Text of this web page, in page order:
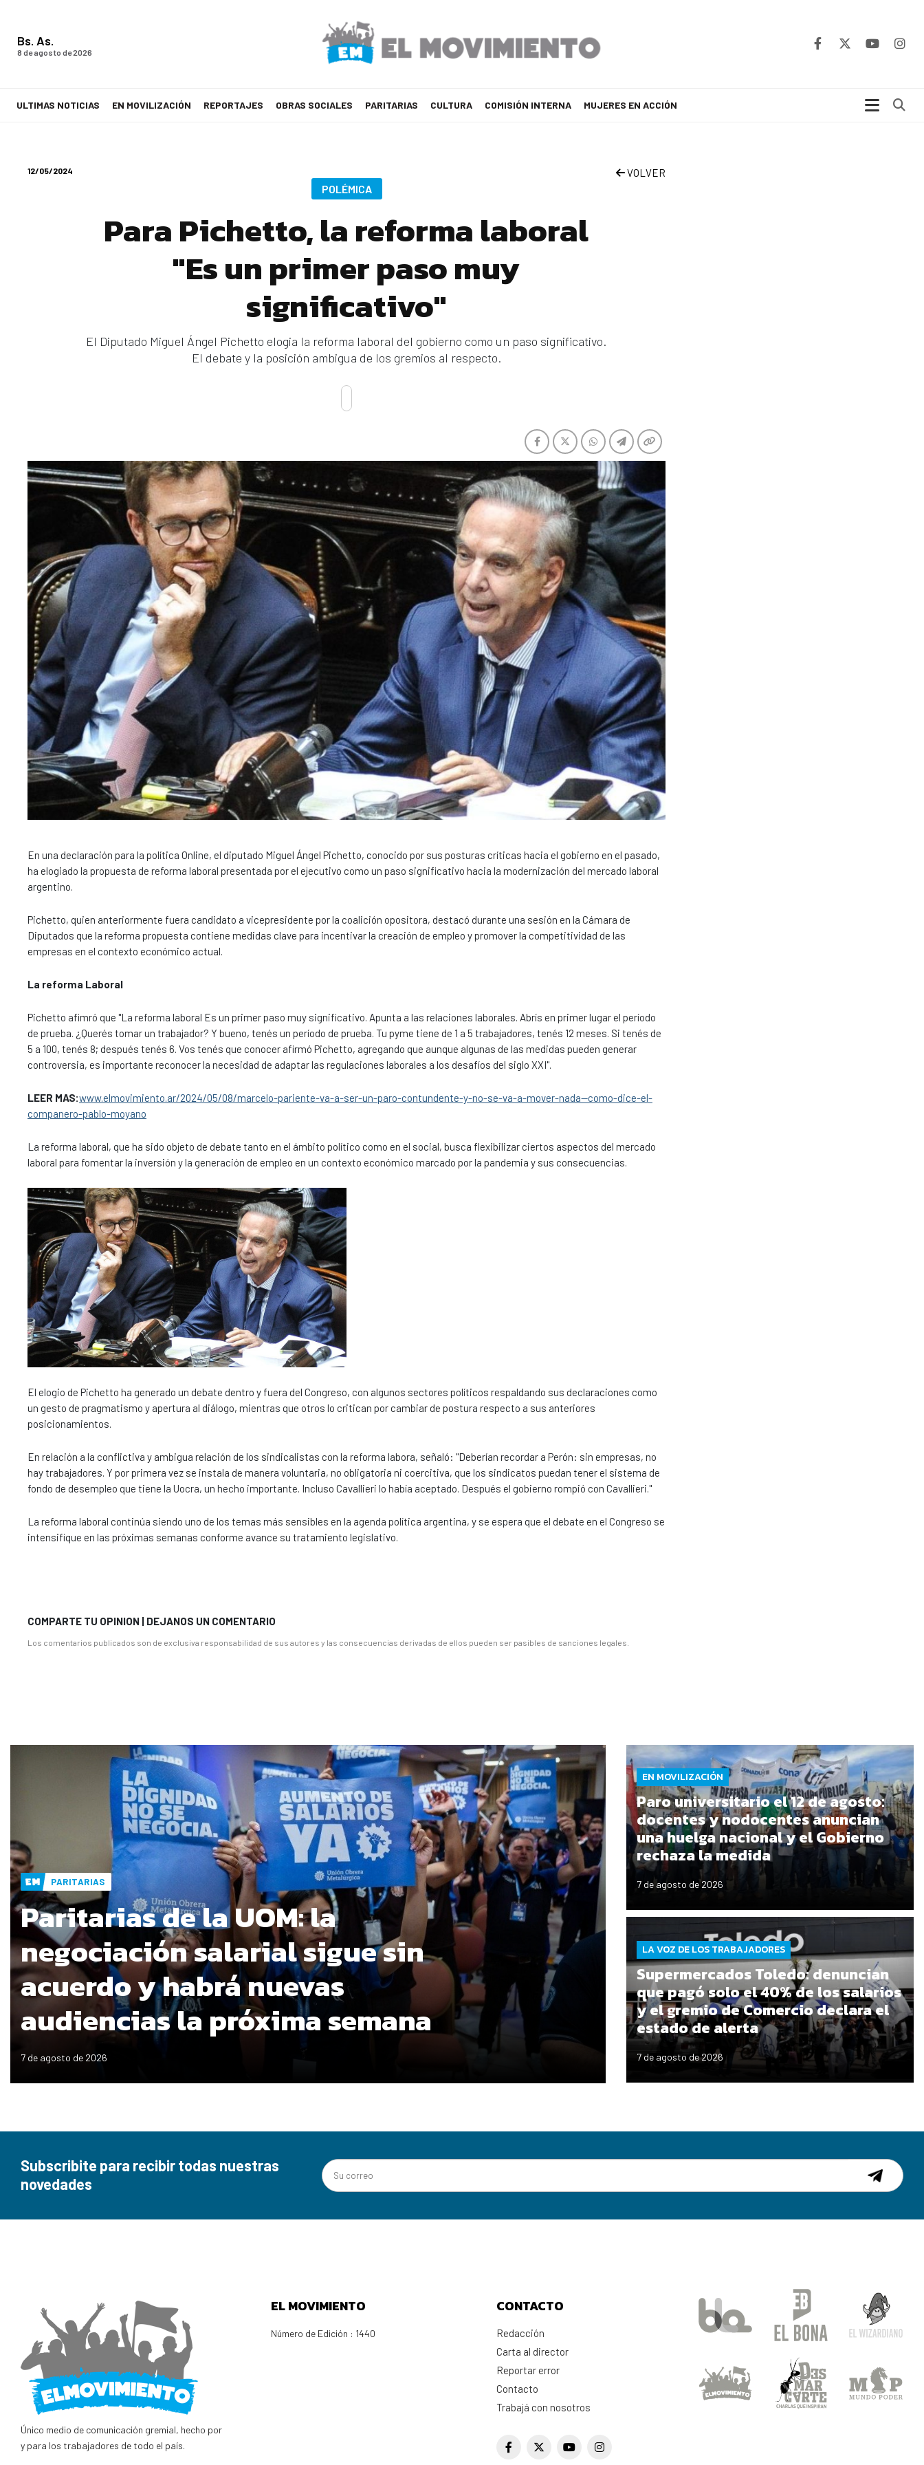
Bs. As.
8 de agosto de 2026
ULTIMAS NOTICIAS EN MOVILIZACIÓN REPORTAJES OBRAS SOCIALES PARITARIAS CULTURA COMISIÓN INTERNA MUJERES EN ACCIÓN
12/05/2024 VOLVER
POLÉMICA
Para Pichetto, la reforma laboral
"Es un primer paso muy
significativo"
El Diputado Miguel Ángel Pichetto elogia la reforma laboral del gobierno como un paso significativo.
El debate y la posición ambigua de los gremios al respecto.
En una declaración para la política Online, el diputado Miguel Ángel Pichetto, conocido por sus posturas críticas hacia el gobierno en el pasado,
ha elogiado la propuesta de reforma laboral presentada por el ejecutivo como un paso significativo hacia la modernización del mercado laboral
argentino.
Pichetto, quien anteriormente fuera candidato a vicepresidente por la coalición opositora, destacó durante una sesión en la Cámara de
Diputados que la reforma propuesta contiene medidas clave para incentivar la creación de empleo y promover la competitividad de las
empresas en el contexto económico actual.
La reforma Laboral
Pichetto afimró que "La reforma laboral Es un primer paso muy significativo. Apunta a las relaciones laborales. Abrís en primer lugar el período
de prueba. ¿Querés tomar un trabajador? Y bueno, tenés un período de prueba. Tu pyme tiene de 1 a 5 trabajadores, tenés 12 meses. Si tenés de
5 a 100, tenés 8; después tenés 6. Vos tenés que conocer afirmó Pichetto, agregando que aunque algunas de las medidas pueden generar
controversia, es importante reconocer la necesidad de adaptar las regulaciones laborales a los desafíos del siglo XXI".
LEER MAS:www.elmovimiento.ar/2024/05/08/marcelo-pariente-va-a-ser-un-paro-contundente-y-no-se-va-a-mover-nada--como-dice-el-
companero-pablo-moyano
La reforma laboral, que ha sido objeto de debate tanto en el ámbito político como en el social, busca flexibilizar ciertos aspectos del mercado
laboral para fomentar la inversión y la generación de empleo en un contexto económico marcado por la pandemia y sus consecuencias.
El elogio de Pichetto ha generado un debate dentro y fuera del Congreso, con algunos sectores políticos respaldando sus declaraciones como
un gesto de pragmatismo y apertura al diálogo, mientras que otros lo critican por cambiar de postura respecto a sus anteriores
posicionamientos.
En relación a la conflictiva y ambigua relación de los sindicalistas con la reforma labora, señaló: "Deberían recordar a Perón: sin empresas, no
hay trabajadores. Y por primera vez se instala de manera voluntaria, no obligatoria ni coercitiva, que los sindicatos puedan tener el sistema de
fondo de desempleo que tiene la Uocra, un hecho importante. Incluso Cavallieri lo había aceptado. Después el gobierno rompió con Cavallieri."
La reforma laboral continúa siendo uno de los temas más sensibles en la agenda política argentina, y se espera que el debate en el Congreso se
intensifique en las próximas semanas conforme avance su tratamiento legislativo.
COMPARTE TU OPINION | DEJANOS UN COMENTARIO
Los comentarios publicados son de exclusiva responsabilidad de sus autores y las consecuencias derivadas de ellos pueden ser pasibles de sanciones legales.
PARITARIAS
Paritarias de la UOM: la
negociación salarial sigue sin
acuerdo y habrá nuevas
audiencias la próxima semana
7 de agosto de 2026
EN MOVILIZACIÓN
Paro universitario el 12 de agosto:
docentes y nodocentes anuncian
una huelga nacional y el Gobierno
rechaza la medida
7 de agosto de 2026
LA VOZ DE LOS TRABAJADORES
Supermercados Toledo: denuncian
que pagó solo el 40% de los salarios
y el gremio de Comercio declara el
estado de alerta
7 de agosto de 2026
Subscribite para recibir todas nuestras
novedades
Único medio de comunicación gremial, hecho por
y para los trabajadores de todo el país.
EL MOVIMIENTO
Número de Edición : 1440
CONTACTO
Redacción
Carta al director
Reportar error
Contacto
Trabajá con nosotros